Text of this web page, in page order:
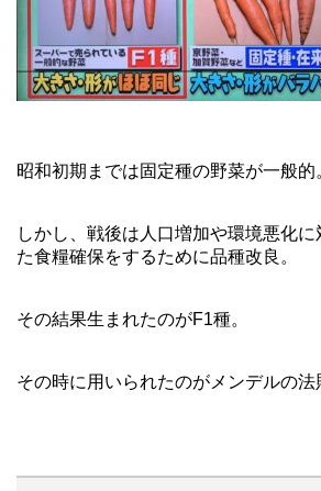
昭和初期までは固定種の野菜が一般的
しかし、戦後は人口増加や環境悪化
た食糧確保をするために品種改良。
その結果生まれたのがF1種。
その時に用いられたのがメンデルの法